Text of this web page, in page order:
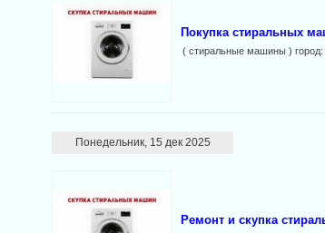
Покупка стиральных
( стиральные машины )
Понедельник, 15 дек 2025
Ремонт и скупка